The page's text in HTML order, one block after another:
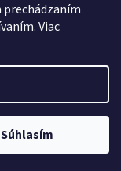
prechádzaním
Viac
Súhlasím
vyhradené.